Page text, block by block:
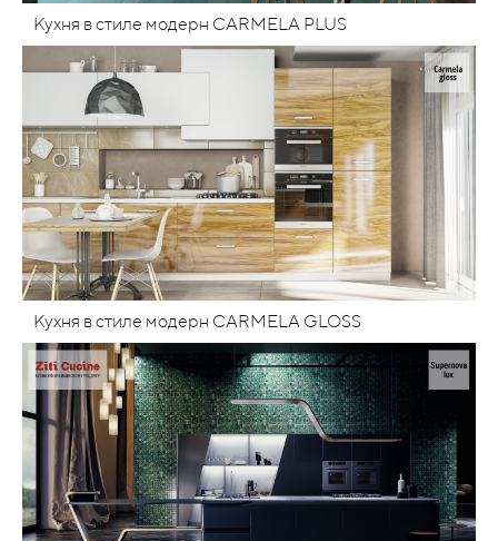
Кухня в стиле модерн CARMELA PLUS
Кухня в стиле модерн CARMELA GLOSS